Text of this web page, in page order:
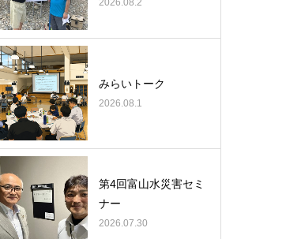
2026.08.2
みらいトーク
2026.08.1
第4回富山水災害セミ
ナー
2026.07.30